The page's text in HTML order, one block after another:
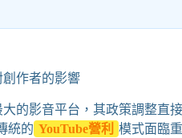
創作者的影響
大的影音平台，其政策調整直
統的 YouTube營利 模式面臨